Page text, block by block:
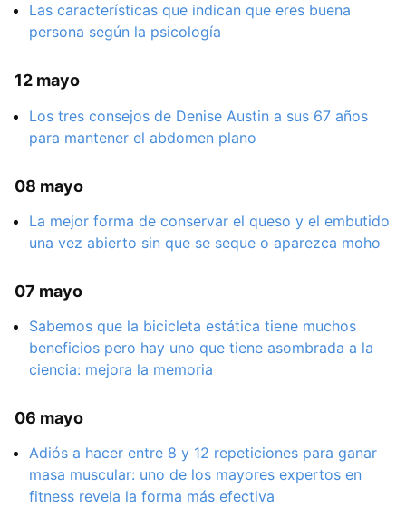
Las características que indican que eres buena
persona según la psicología
12 mayo
Los tres consejos de Denise Austin a sus 67 años
para mantener el abdomen plano
08 mayo
La mejor forma de conservar el queso y el embutido
una vez abierto sin que se seque o aparezca moho
07 mayo
Sabemos que la bicicleta estática tiene muchos
beneficios pero hay uno que tiene asombrada a la
ciencia: mejora la memoria
06 mayo
Adiós a hacer entre 8 y 12 repeticiones para ganar
masa muscular: uno de los mayores expertos en
fitness revela la forma más efectiva